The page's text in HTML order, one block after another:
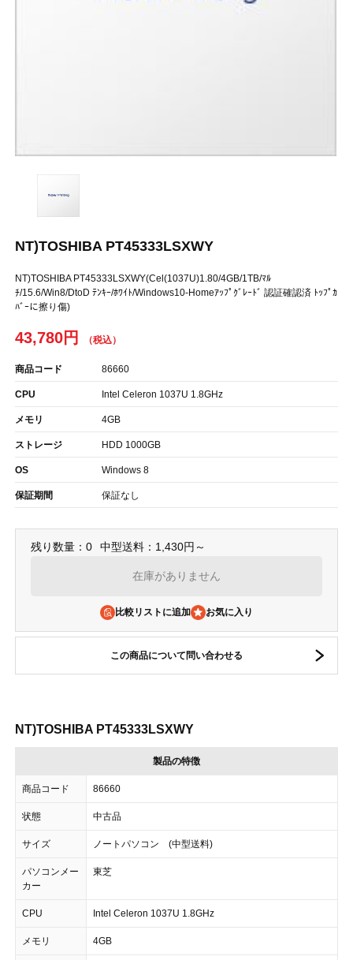
NT)TOSHIBA PT45333LSXWY
NT)TOSHIBA PT45333LSXWY(Cel(1037U)1.80/4GB/1TB/ﾏﾙ
ﾁ/15.6/Win8/DtoD ﾃﾝｷｰ/ﾎﾜｲﾄ/Windows10-Homeｱｯﾌﾟｸﾞﾚｰﾄﾞ 認証確認済 ﾄｯﾌﾟｶ
ﾊﾞｰに擦り傷)
43,780円
商品コード 86660
CPU Intel Celeron 1037U 1.8GHz
メモリ 4GB
ストレージ HDD 1000GB
OS Windows 8
保証期間 保証なし
残り数量：0 中型送料：1,430円～
在庫がありません
比較リストに追加
この商品について問い合わせる
NT)TOSHIBA PT45333LSXWY
製品の特徴
商品コード 86660
状態 中古品
サイズ ノートパソコン (中型送料)
パソコンメー
カー
東芝
CPU Intel Celeron 1037U 1.8GHz
メモリ 4GB